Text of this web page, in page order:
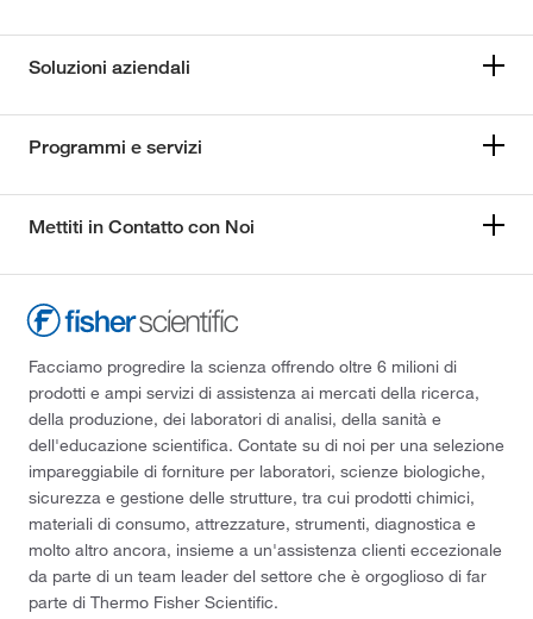
Soluzioni aziendali
Programmi e servizi
Mettiti in Contatto con Noi
Facciamo progredire la scienza offrendo oltre 6 milioni di
prodotti e ampi servizi di assistenza ai mercati della ricerca,
della produzione, dei laboratori di analisi, della sanità e
dell'educazione scientifica. Contate su di noi per una selezione
impareggiabile di forniture per laboratori, scienze biologiche,
sicurezza e gestione delle strutture, tra cui prodotti chimici,
materiali di consumo, attrezzature, strumenti, diagnostica e
molto altro ancora, insieme a un'assistenza clienti eccezionale
da parte di un team leader del settore che è orgoglioso di far
parte di Thermo Fisher Scientific.